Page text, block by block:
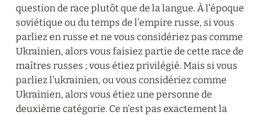
question de race plutôt que de la langue. À l’époque
soviétique ou du temps de l’empire russe, si vous
parliez en russe et ne vous considériez pas comme
Ukrainien, alors vous faisiez partie de cette race de
maîtres russes ; vous étiez privilégié. Mais si vous
parliez l’ukrainien, ou vous considériez comme
Ukrainien, alors vous étiez une personne de
deuxième catégorie. Ce n’est pas exactement la